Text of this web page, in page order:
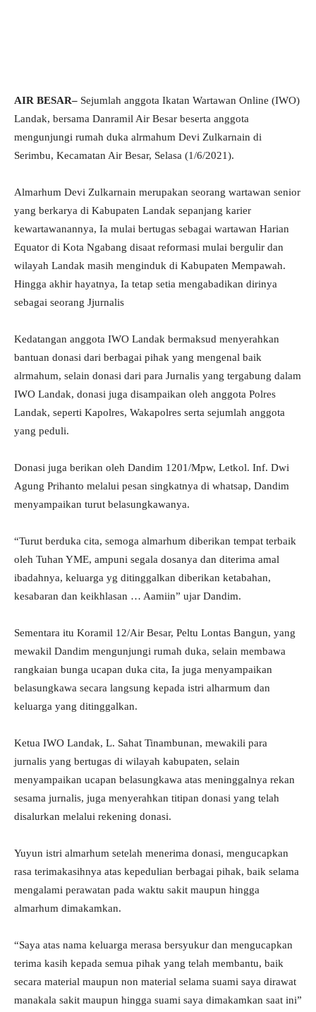
AIR BESAR– Sejumlah anggota Ikatan Wartawan Online (IWO)
Landak, bersama Danramil Air Besar beserta anggota
mengunjungi rumah duka alrmahum Devi Zulkarnain di
Serimbu, Kecamatan Air Besar, Selasa (1/6/2021).
Almarhum Devi Zulkarnain merupakan seorang wartawan senior
yang berkarya di Kabupaten Landak sepanjang karier
kewartawanannya, Ia mulai bertugas sebagai wartawan Harian
Equator di Kota Ngabang disaat reformasi mulai bergulir dan
wilayah Landak masih menginduk di Kabupaten Mempawah.
Hingga akhir hayatnya, Ia tetap setia mengabadikan dirinya
sebagai seorang Jjurnalis
Kedatangan anggota IWO Landak bermaksud menyerahkan
bantuan donasi dari berbagai pihak yang mengenal baik
alrmahum, selain donasi dari para Jurnalis yang tergabung dalam
IWO Landak, donasi juga disampaikan oleh anggota Polres
Landak, seperti Kapolres, Wakapolres serta sejumlah anggota
yang peduli.
Donasi juga berikan oleh Dandim 1201/Mpw, Letkol. Inf. Dwi
Agung Prihanto melalui pesan singkatnya di whatsap, Dandim
menyampaikan turut belasungkawanya.
“Turut berduka cita, semoga almarhum diberikan tempat terbaik
oleh Tuhan YME, ampuni segala dosanya dan diterima amal
ibadahnya, keluarga yg ditinggalkan diberikan ketabahan,
kesabaran dan keikhlasan … Aamiin” ujar Dandim.
Sementara itu Koramil 12/Air Besar, Peltu Lontas Bangun, yang
mewakil Dandim mengunjungi rumah duka, selain membawa
rangkaian bunga ucapan duka cita, Ia juga menyampaikan
belasungkawa secara langsung kepada istri alharmum dan
keluarga yang ditinggalkan.
Ketua IWO Landak, L. Sahat Tinambunan, mewakili para
jurnalis yang bertugas di wilayah kabupaten, selain
menyampaikan ucapan belasungkawa atas meninggalnya rekan
sesama jurnalis, juga menyerahkan titipan donasi yang telah
disalurkan melalui rekening donasi.
Yuyun istri almarhum setelah menerima donasi, mengucapkan
rasa terimakasihnya atas kepedulian berbagai pihak, baik selama
mengalami perawatan pada waktu sakit maupun hingga
almarhum dimakamkan.
“Saya atas nama keluarga merasa bersyukur dan mengucapkan
terima kasih kepada semua pihak yang telah membantu, baik
secara material maupun non material selama suami saya dirawat
manakala sakit maupun hingga suami saya dimakamkan saat ini”